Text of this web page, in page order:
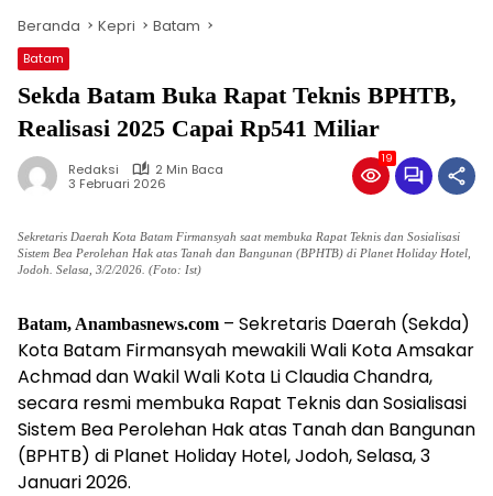
Beranda Kepri Batam
Batam
Sekda Batam Buka Rapat Teknis BPHTB,
Realisasi 2025 Capai Rp541 Miliar
Redaksi
2 Min Baca
3 Februari 2026
19
Sekretaris Daerah Kota Batam Firmansyah saat membuka Rapat Teknis dan Sosialisasi
Sistem Bea Perolehan Hak atas Tanah dan Bangunan (BPHTB) di Planet Holiday Hotel,
Jodoh. Selasa, 3/2/2026. (Foto: Ist)
Batam, Anambasnews.com – Sekretaris Daerah (Sekda)
Kota Batam Firmansyah mewakili Wali Kota Amsakar
Achmad dan Wakil Wali Kota Li Claudia Chandra,
secara resmi membuka Rapat Teknis dan Sosialisasi
Sistem Bea Perolehan Hak atas Tanah dan Bangunan
(BPHTB) di Planet Holiday Hotel, Jodoh, Selasa, 3
Januari 2026.